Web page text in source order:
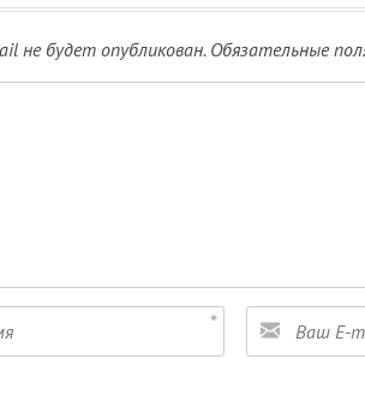
не будет опубликован. Обязательные